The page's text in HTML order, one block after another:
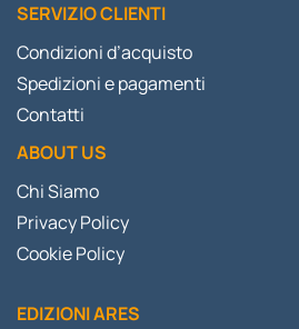
SERVIZIO CLIENTI
Condizioni d’acquisto
Spedizioni e pagamenti
Contatti
ABOUT US
Chi Siamo
Privacy Policy
Cookie Policy
EDIZIONI ARES